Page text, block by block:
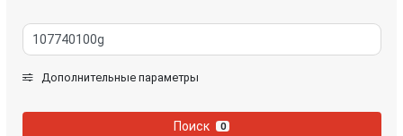
Дополнительные параметры
Поиск 0